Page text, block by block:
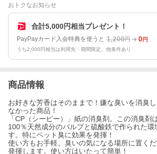
おトクなお知らせ
合計5,000円相当プレゼント！
PayPayカード入会特典を使うと 1,200円 0円
うち2,000円相当は利用先・期間限定。他条件あり
商品情報
お好きな芳香はそのままで！嫌な臭いを消臭
なかった商品！
「CP（シーピー）」紙の消臭剤。この消臭剤は
100％天然成分のパルプと硫酸鉄で作られた
す。特にペット臭に効果を発揮！
使い方もお手軽。臭いの気になる場所に置く
発揮します。使い方はいたって簡単！